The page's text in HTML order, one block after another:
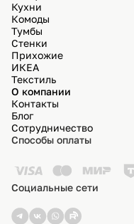
Кухни
Комоды
Тумбы
Стенки
Прихожие
ИКЕА
Текстиль
О компании
Контакты
Блог
Сотрудничество
Способы оплаты
Социальные сети